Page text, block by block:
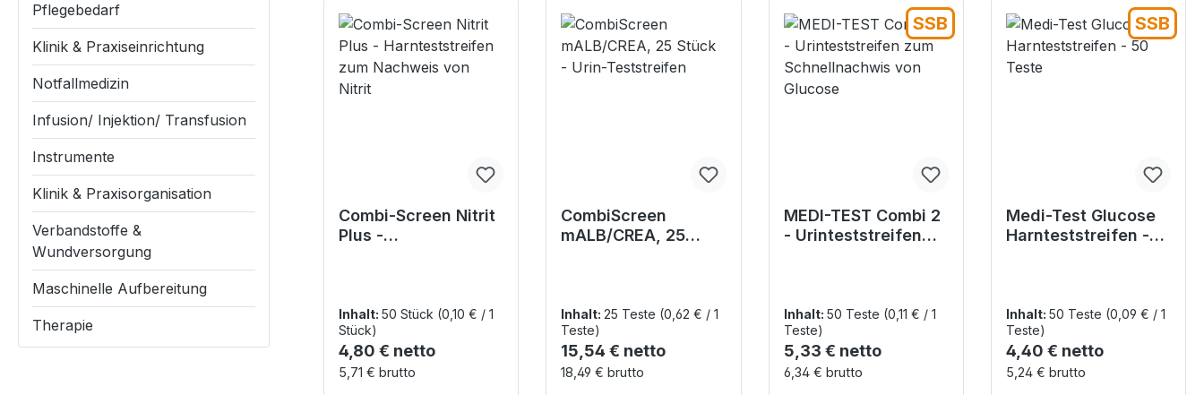
Pflegebedarf
Klinik & Praxiseinrichtung
Notfallmedizin
Infusion/ Injektion/ Transfusion
Instrumente
Klinik & Praxisorganisation
Verbandstoffe &
Wundversorgung
Maschinelle Aufbereitung
Therapie
Combi-Screen Nitrit
Plus -
Inhalt: 50 Stück (0,10 € / 1
Stück)
Regulärer Preis:
4,80 € netto
5,71 € brutto
CombiScreen
mALB/CREA, 25
Inhalt:25 Teste (0,62 € / 1
Teste)
Regulärer Preis:
15,54 € netto
18,49 € brutto
SSB
MEDI-TEST Combi 2
- Urinteststreifen
Inhalt: 50 Teste (0,11 € / 1
Teste)
Regulärer Preis:
5,33 € netto
6,34 € brutto
SSB
Medi-Test Glucose
Harnteststreifen -
Inhalt: 50 Teste (0,09 € / 1
Teste)
Regulärer Preis:
4,40 € netto
5,24 € brutto